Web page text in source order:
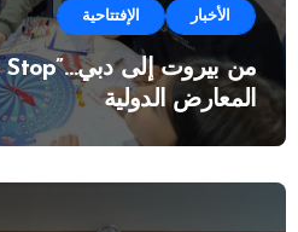
الأخبار الإفتتاحية
المعارض الدولية